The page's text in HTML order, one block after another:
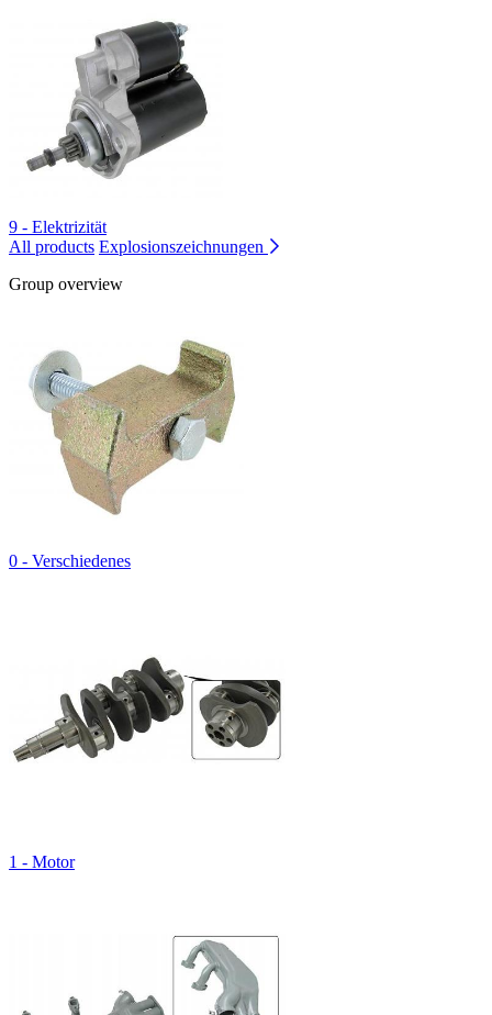
9 - Elektrizität
All products Explosionszeichnungen
Group overview
0 - Verschiedenes
1 - Motor